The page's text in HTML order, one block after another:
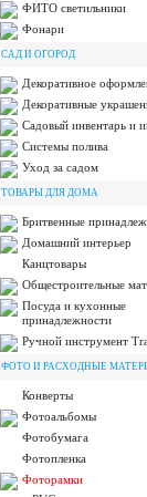
ФИТО светильники
Фонари
САД И ОГОРОД
Декоративное
Декоративные
Садовый инвентарь и
Системы полива
Уход за садом
ТОВАРЫ ДЛЯ ДОМА
Бритвенные
Домашний интерьер
Канцтовары
Общестроительные
Посуда и кухонные
принадлежности
Ручной инструмент
ФОТО И РАСХОДНЫЕ
Конверты
Фотоальбомы
Фотобумага
Фотопленка
Фоторамки